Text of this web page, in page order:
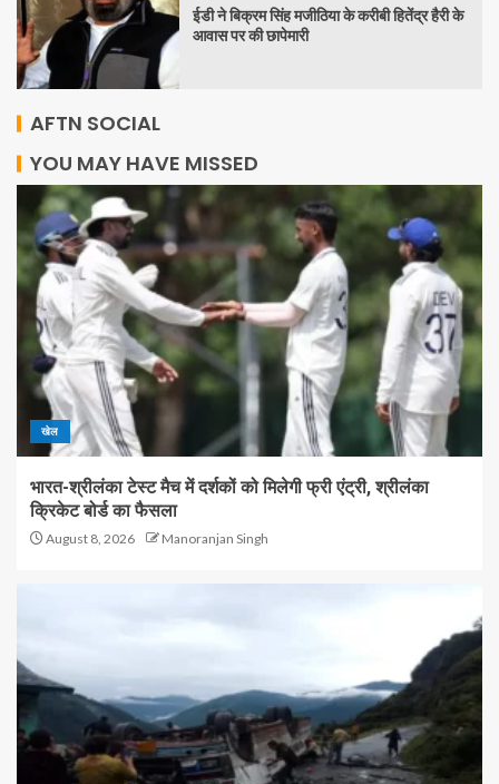
ईडी ने बिक्रम सिंह मजीठिया के करीबी हितेंद्र हैरी के
आवास पर की छापेमारी
AFTN SOCIAL
YOU MAY HAVE MISSED
खेल
भारत-श्रीलंका टेस्ट मैच में दर्शकों को मिलेगी फ्री एंट्री, श्रीलंका
क्रिकेट बोर्ड का फैसला
August 8, 2026 Manoranjan Singh